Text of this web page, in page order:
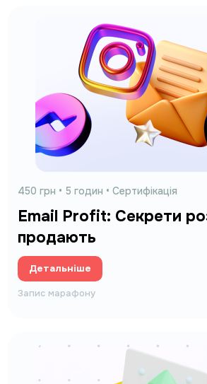
450 грн • 5 годин • Сертифікація
Email Profit: Секрети
продають
Детальніше
Запис марафону